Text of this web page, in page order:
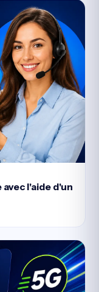
l'aide d'un